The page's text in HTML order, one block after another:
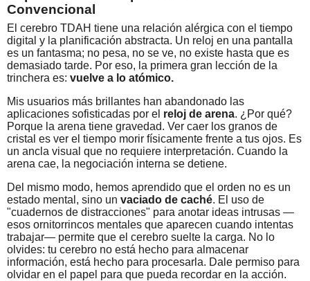
Convencional
El cerebro TDAH tiene una relación alérgica con el tiempo
digital y la planificación abstracta. Un reloj en una pantalla
es un fantasma; no pesa, no se ve, no existe hasta que es
demasiado tarde. Por eso, la primera gran lección de la
trinchera es: vuelve a lo atómico.
Mis usuarios más brillantes han abandonado las
aplicaciones sofisticadas por el reloj de arena. ¿Por qué?
Porque la arena tiene gravedad. Ver caer los granos de
cristal es ver el tiempo morir físicamente frente a tus ojos. Es
un ancla visual que no requiere interpretación. Cuando la
arena cae, la negociación interna se detiene.
Del mismo modo, hemos aprendido que el orden no es un
estado mental, sino un vaciado de caché. El uso de
"cuadernos de distracciones" para anotar ideas intrusas —
esos ornitorrincos mentales que aparecen cuando intentas
trabajar— permite que el cerebro suelte la carga. No lo
olvides: tu cerebro no está hecho para almacenar
información, está hecho para procesarla. Dale permiso para
olvidar en el papel para que pueda recordar en la acción.